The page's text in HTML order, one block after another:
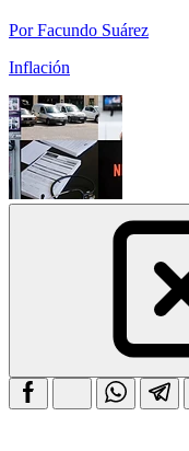
Por Facundo Suárez
Inflación